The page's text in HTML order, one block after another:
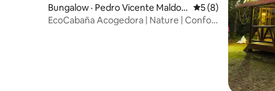
Bungalow · Pedro Vicente Maldon
ado
Note moyenne de
5 (8)
EcoCabaña Acogedora | Nature | Confort